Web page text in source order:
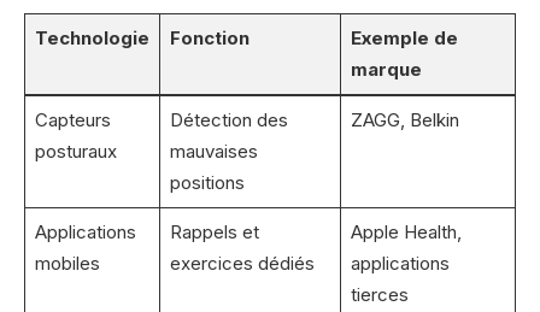
Technologie Fonction
Exemple de
marque
Capteurs
posturaux
Détection des
mauvaises
positions
ZAGG, Belkin
Applications
mobiles
Rappels et
exercices dédiés
Apple Health,
applications
tierces